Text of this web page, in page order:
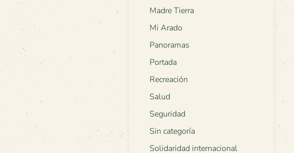
Madre Tierra
Mi Arado
Panoramas
Portada
Recreación
Salud
Seguridad
Sin categoría
Solidaridad internacional